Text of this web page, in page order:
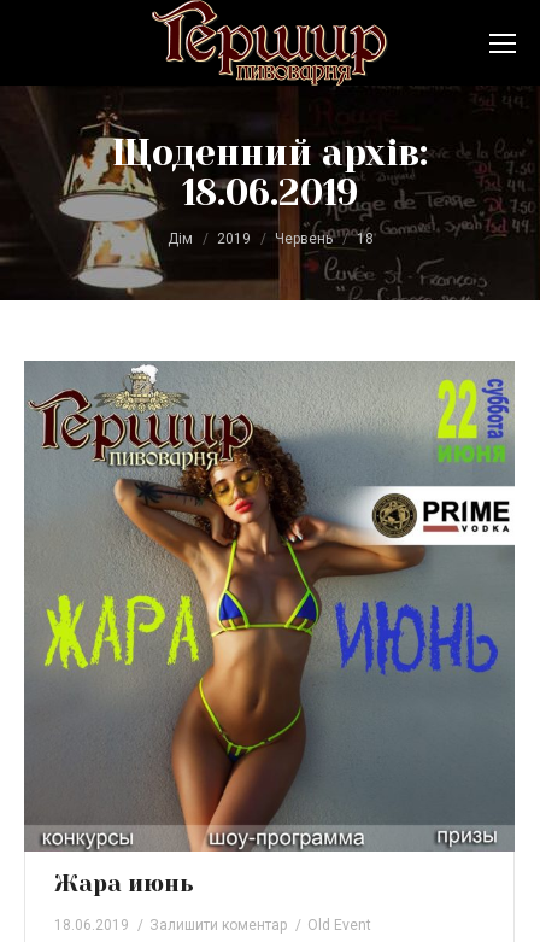
Щоденний архів:
18.06.2019
Дім 2019 Червень 18
Жара июнь
18.06.2019 Залишити коментар
Old Event